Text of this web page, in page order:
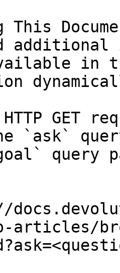
This
in
GET
`ask`
query
articles/